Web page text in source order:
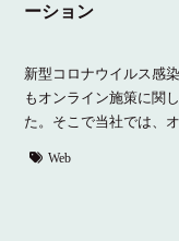
ーション
新型コロナウイルス感
もオンライン施策に関
た。そこで当社では、
Web